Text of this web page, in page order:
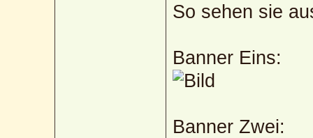
So sehen sie
Banner Eins:
Banner Zwei: